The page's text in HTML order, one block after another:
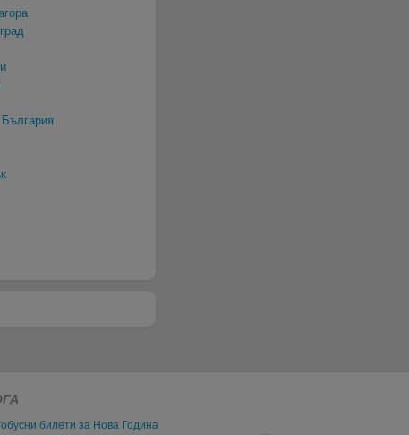
билети за Нова Година